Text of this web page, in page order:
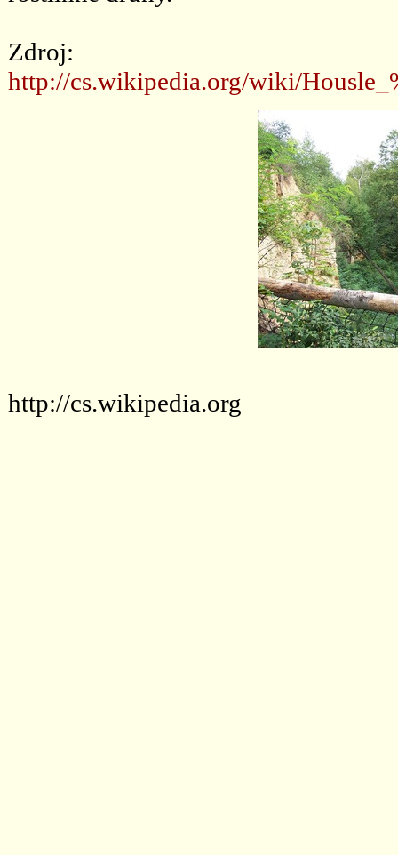
Zdroj:
http://cs.wikipedia.org/wiki/
http://cs.wikipedia.org